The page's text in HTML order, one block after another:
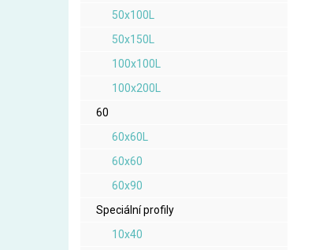
50x100L
50x150L
100x100L
100x200L
60
60x60L
60x60
60x90
Speciální profily
10x40